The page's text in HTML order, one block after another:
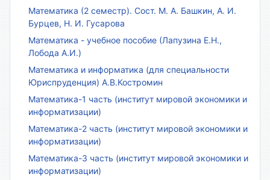
Математика (2 семестр). Сост. М. А. Башкин, А. И.
Бурцев, Н. И. Гусарова
Математика - учебное пособие (Лапузина Е.Н.,
Лобода А.И.)
Математика и информатика (для специальности
Юриспруденция) А.В.Костромин
Математика-1 часть (институт мировой экономики и
информатизации)
Математика-2 часть (институт мировой экономики и
информатизации)
Математика-3 часть (институт мировой экономики и
информатизации)